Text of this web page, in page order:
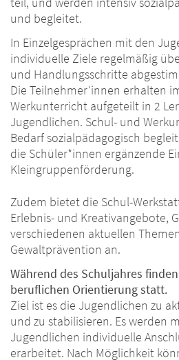
und begleitet.
In Einzelgesprächen mit den
individuelle Ziele regelmäßig
und Handlungsschritte
Die Teilnehmer‘innen erhalten
Werkunterricht aufgeteilt in 2
Jugendlichen. Schul- und
Bedarf sozialpädagogisch
die Schüler*innen ergänzende
Kleingruppenförderung.
Zudem bietet die Schul-
Erlebnis- und Kreativangebote,
verschiedenen aktuellen
Gewaltprävention an.
Während des Schuljahres
beruflichen Orientierung statt.
Ziel ist es die Jugendlichen zu
und zu stabilisieren. Es werden
Jugendlichen individuelle
erarbeitet. Nach Möglichkeit